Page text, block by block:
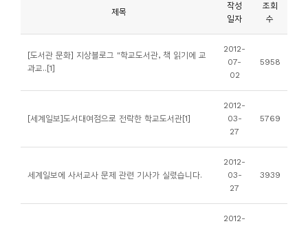
제목
작성
일자
조회
수
[도서관 문화] 지상블로그 "학교도서관, 책 읽기에 교
과교..[1]
2012-
07-
02
5958
[세계일보]도서대여점으로 전락한 학교도서관[1]
2012-
03-
27
5769
세계일보에 사서교사 문제 관련 기사가 실렸습니다.
2012-
03-
27
3939
2012-